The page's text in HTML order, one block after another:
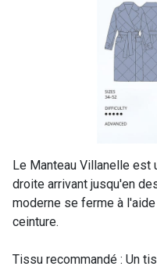
Le Manteau Villanelle
droite arrivant jusqu'en
moderne se ferme à
ceinture.
Tissu recommandé : Un